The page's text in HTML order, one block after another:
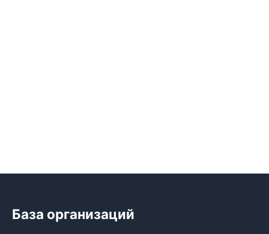
База организаций